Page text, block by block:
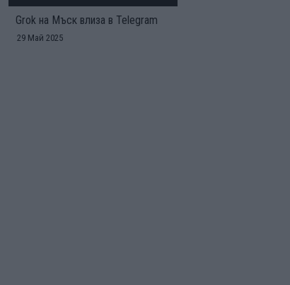
Grok на Мъск влиза в Telegram
29 Май 2025